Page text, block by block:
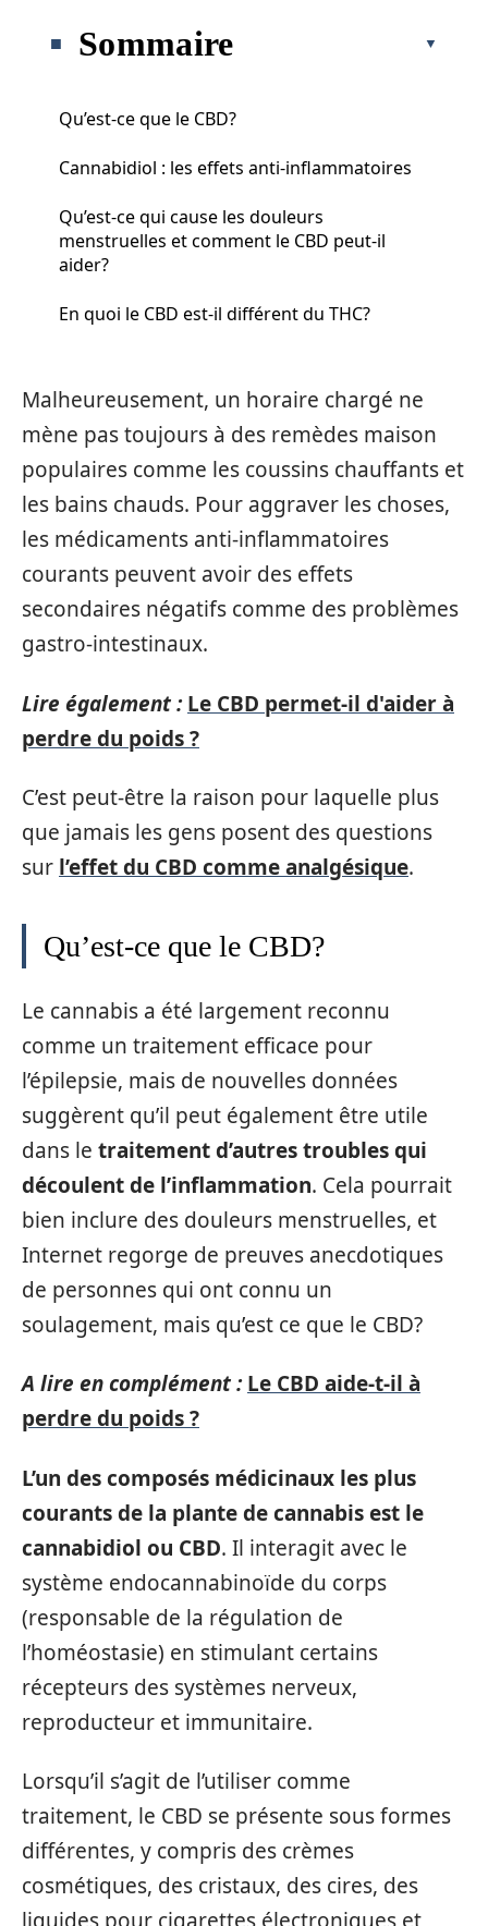
Sommaire
Qu’est-ce que le CBD?
Cannabidiol : les effets anti-inflammatoires
Qu’est-ce qui cause les douleurs
menstruelles et comment le CBD peut-il
aider?
En quoi le CBD est-il différent du THC?
Malheureusement, un horaire chargé ne
mène pas toujours à des remèdes maison
populaires comme les coussins chauffants et
les bains chauds. Pour aggraver les choses,
les médicaments anti-inflammatoires
courants peuvent avoir des effets
secondaires négatifs comme des problèmes
gastro-intestinaux.
Lire également : Le CBD permet-il d'aider à
perdre du poids ?
C’est peut-être la raison pour laquelle plus
que jamais les gens posent des questions
sur l’effet du CBD comme analgésique.
Qu’est-ce que le CBD?
Le cannabis a été largement reconnu
comme un traitement efficace pour
l’épilepsie, mais de nouvelles données
suggèrent qu’il peut également être utile
dans le traitement d’autres troubles qui
découlent de l’inflammation. Cela pourrait
bien inclure des douleurs menstruelles, et
Internet regorge de preuves anecdotiques
de personnes qui ont connu un
soulagement, mais qu’est ce que le CBD?
A lire en complément : Le CBD aide-t-il à
perdre du poids ?
L’un des composés médicinaux les plus
courants de la plante de cannabis est le
cannabidiol ou CBD. Il interagit avec le
système endocannabinoïde du corps
(responsable de la régulation de
l’homéostasie) en stimulant certains
récepteurs des systèmes nerveux,
reproducteur et immunitaire.
Lorsqu’il s’agit de l’utiliser comme
traitement, le CBD se présente sous formes
différentes, y compris des crèmes
cosmétiques, des cristaux, des cires, des